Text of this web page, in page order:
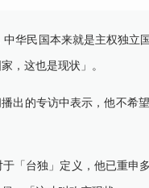
民国本来就是主权独立
，这也是现状」。
的专访中表示，他不希
台独」定义，他已重申